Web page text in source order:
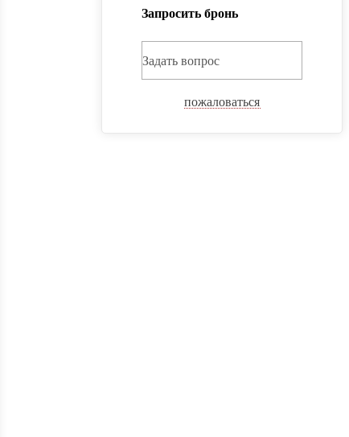
Запросить бронь
Задать вопрос
пожаловаться